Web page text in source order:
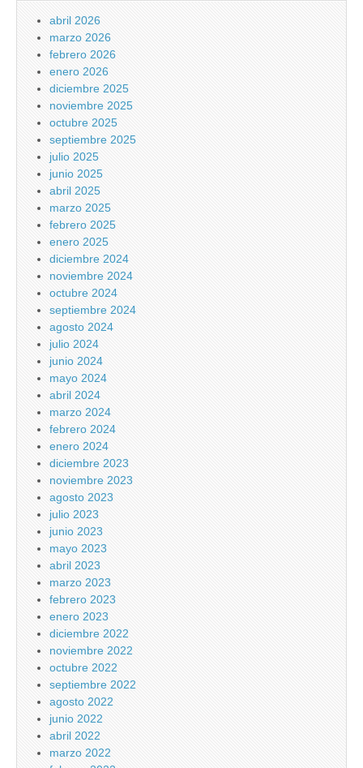
abril 2026
marzo 2026
febrero 2026
enero 2026
diciembre 2025
noviembre 2025
octubre 2025
septiembre 2025
julio 2025
junio 2025
abril 2025
marzo 2025
febrero 2025
enero 2025
diciembre 2024
noviembre 2024
octubre 2024
septiembre 2024
agosto 2024
julio 2024
junio 2024
mayo 2024
abril 2024
marzo 2024
febrero 2024
enero 2024
diciembre 2023
noviembre 2023
agosto 2023
julio 2023
junio 2023
mayo 2023
abril 2023
marzo 2023
febrero 2023
enero 2023
diciembre 2022
noviembre 2022
octubre 2022
septiembre 2022
agosto 2022
junio 2022
abril 2022
marzo 2022